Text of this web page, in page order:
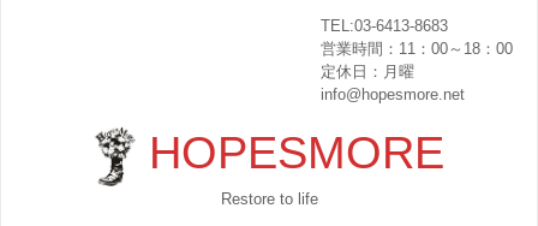
TEL:03-6413-8683
営業時間：11：00～18：00
定休日：月曜
info@hopesmore.net
HOPESMORE
Restore to life